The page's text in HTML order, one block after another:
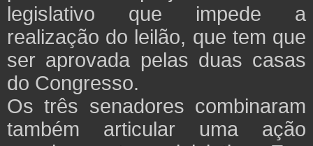
legislativo que impede a
realização do leilão, que tem que
ser aprovada pelas duas casas
do Congresso.
Os três senadores combinaram
também articular uma ação